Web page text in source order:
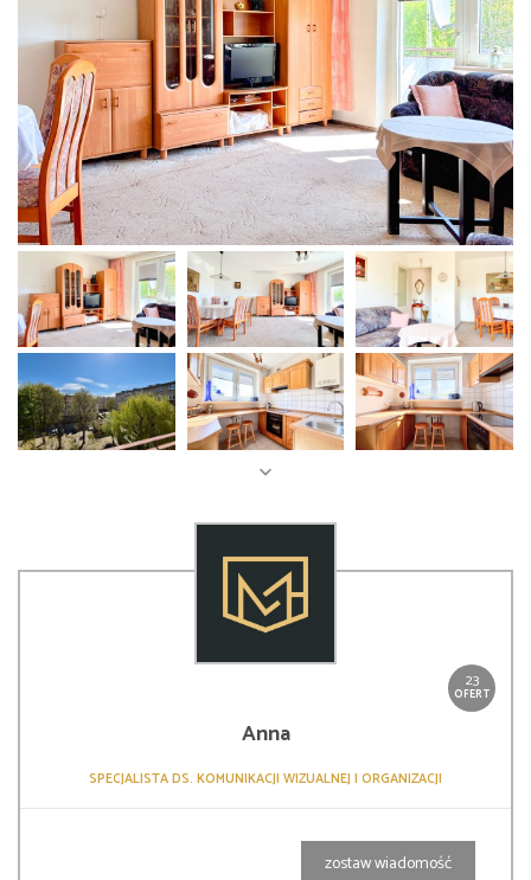
23
OFERT
Anna
SPECJALISTA DS. KOMUNIKACJI WIZUALNEJ I ORGANIZACJI
zostaw wiadomość